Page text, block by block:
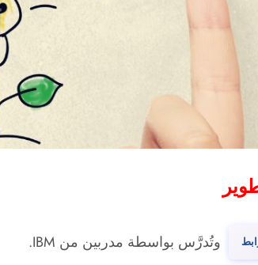
وتُدرَّس بواسطة مدربين من IBM.